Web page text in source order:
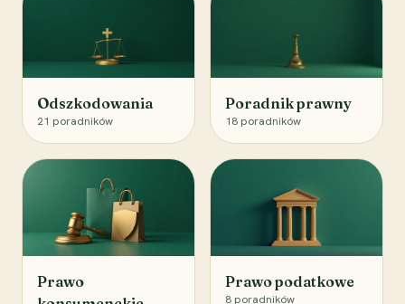
Odszkodowania
21 poradników
Poradnik prawny
18 poradników
Prawo
Prawo podatkowe
8 poradników